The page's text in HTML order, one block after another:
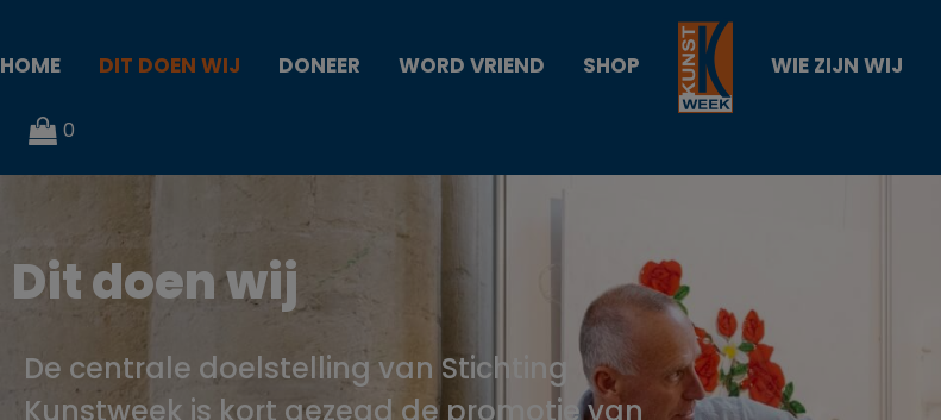
HOME DIT DOEN WIJ DONEER WORD VRIEND SHOP WIE ZIJN WIJ
0
Dit doen wij
De centrale doelstelling van Stichting
Kunstweek is kort gezegd de promotie van